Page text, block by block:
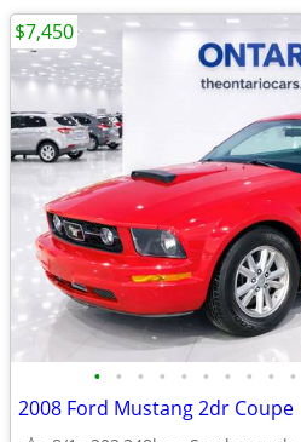
• • • • • • • • • •
2008 Ford Mustang 2dr Coupe
$7,450